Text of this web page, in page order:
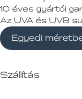
10 éves gyártói
Az UVA és UVB
Egyedi
Szállítás